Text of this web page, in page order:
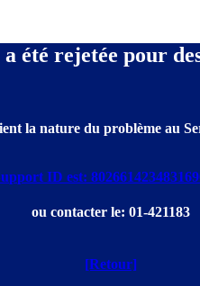
été rejetée pour
la nature du problème au
ID est:
ou contacter le: 01-421183
[Retour]